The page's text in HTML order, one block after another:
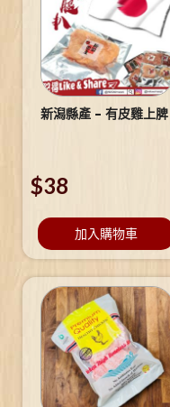
新潟縣產 – 有皮雞上脾
$38
加入購物車